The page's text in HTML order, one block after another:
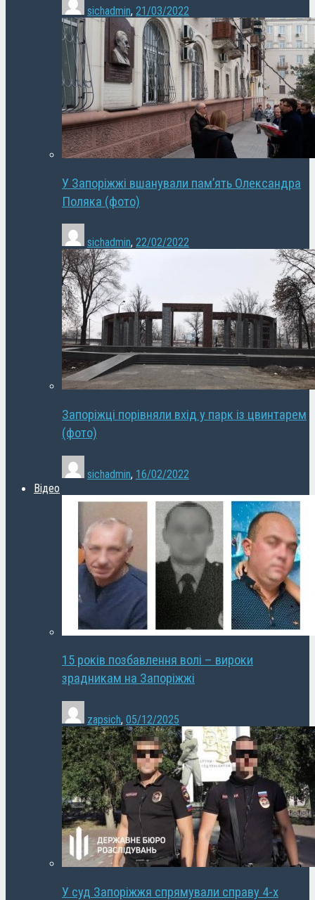
sichadmin, 21/03/2022
У Запоріжжі вшанували пам’ять Олександра
Поляка (фото)
sichadmin, 22/02/2022
Запоріжці порівняли вхід у парк із цвинтарем
(фото)
sichadmin, 16/02/2022
Відео
15 років позбавлення волі – вироки
зрадникам на Запоріжжі
zapsich, 05/12/2025
У суд Запоріжжя спрямували справу 4-х